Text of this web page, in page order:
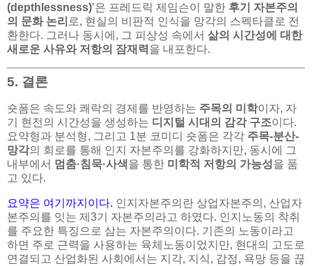
(depthlessness)’은 프레드릭 제임슨이 말한 후기 자본주의
의 문화 논리 로, 현실의 비판적 인식을 망각의 스펙타클로 전
환한다. 그러나 동시에, 그 피상성 속에서 삶의 시간성에 대한
새로운 사유와 저항의 잠재력 을 내포한다.
5. 결론
숏폼은 속도와 쾌락의 경제를 반영하는 주목의 미학이자, 자
기 현전의 시간성을 생성하는 디지털 시대의 감각 구조이다.
요약형과 분석형, 그리고 1분 코미디 숏폼은 각각 주목-분산-
망각의 회로를 통해 인지 자본주의를 강화하지만, 동시에 그
내부에서 멈춤·침묵·사색 을 통한 미학적 저항의 가능성을 품
고 있다.
요약은 여기까지이다. 인지자본주의란 상업자본주의, 산업자
본주의를 잇는 제3기 자본주의라고 하였다. 인지노동의 착취
를 주요한 특징으로 삼는 자본주의이다. 기존의 노동이라고
하면 주로 근력을 사용하는 육체노동이었지만, 현대의 고도로
연결되고 산업화된 사회에서는 지각, 지식, 감정, 욕망 등을 끊